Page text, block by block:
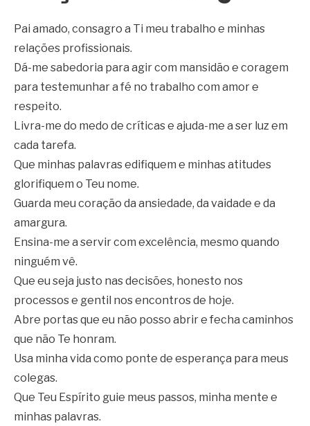
Pai amado, consagro a Ti meu trabalho e minhas
relações profissionais.
Dá-me sabedoria para agir com mansidão e coragem
para testemunhar a fé no trabalho com amor e
respeito.
Livra-me do medo de críticas e ajuda-me a ser luz em
cada tarefa.
Que minhas palavras edifiquem e minhas atitudes
glorifiquem o Teu nome.
Guarda meu coração da ansiedade, da vaidade e da
amargura.
Ensina-me a servir com excelência, mesmo quando
ninguém vê.
Que eu seja justo nas decisões, honesto nos
processos e gentil nos encontros de hoje.
Abre portas que eu não posso abrir e fecha caminhos
que não Te honram.
Usa minha vida como ponte de esperança para meus
colegas.
Que Teu Espírito guie meus passos, minha mente e
minhas palavras.